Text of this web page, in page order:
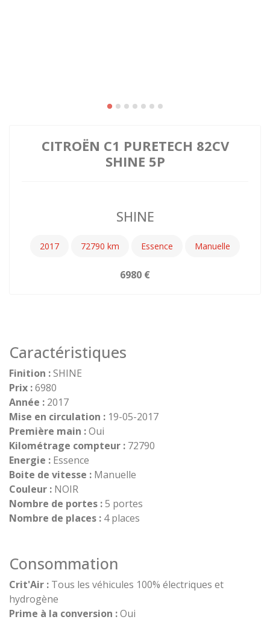
CITROËN C1 PURETECH 82CV
SHINE 5P
SHINE
2017 72790 Essence Manuelle
6980
Caractéristiques
Finition :SHINE
Prix :6980
Année : 2017
Mise en circulation : 19-05-2017
Première main :Oui
Kilométrage compteur : 72790
Energie : Essence
Boite de vitesse : Manuelle
Couleur : NOIR
Nombre de portes :5 portes
Nombre de places : 4 places
Consommation
Crit'Air : Tous les véhicules 100% électriques et
hydrogène
Prime à la conversion :Oui